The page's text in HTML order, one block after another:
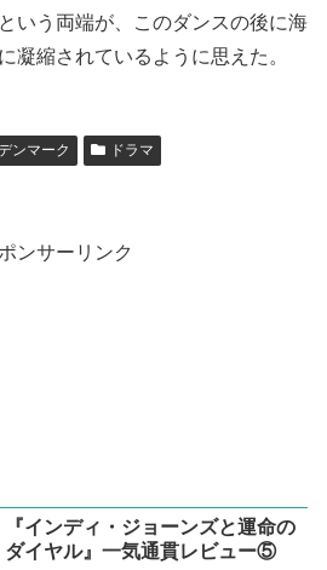
という両端が、このダンスの後に海
凝縮されているように思えた。
ンマーク ドラマ
ンサーリンク
『インディ・ジョーンズと運命の
ダイヤル』一気通貫レビュー⑤